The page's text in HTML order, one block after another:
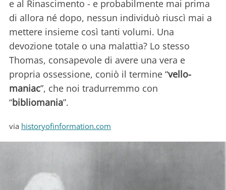
e al Rinascimento - e probabilmente mai prima
di allora né dopo, nessun individuò riuscì mai a
mettere insieme così tanti volumi. Una
devozione totale o una malattia? Lo stesso
Thomas, consapevole di avere una vera e
propria ossessione, coniò il termine “vello-
maniac”, che noi tradurremmo con
“bibliomania”.
via historyofinformation.com